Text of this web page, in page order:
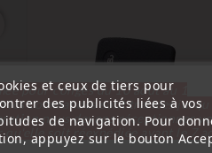
et ceux de tiers pour
des publicités liées à vos
de navigation. Pour
appuyez sur le bouton
pour congés du 10 aout au 1
commandes sont traitées
nous devons réceptionner
soit réexpédiée avant le 7